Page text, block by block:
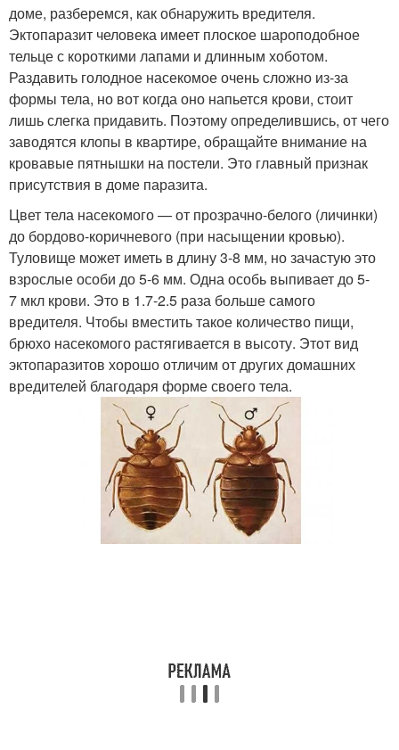
доме, разберемся, как обнаружить вредителя.
Эктопаразит человека имеет плоское шароподобное
тельце с короткими лапами и длинным хоботом.
Раздавить голодное насекомое очень сложно из-за
формы тела, но вот когда оно напьется крови, стоит
лишь слегка придавить. Поэтому определившись, от чего
заводятся клопы в квартире, обращайте внимание на
кровавые пятнышки на постели. Это главный признак
присутствия в доме паразита.
Цвет тела насекомого — от прозрачно-белого (личинки)
до бордово-коричневого (при насыщении кровью).
Туловище может иметь в длину 3-8 мм, но зачастую это
взрослые особи до 5-6 мм. Одна особь выпивает до 5-
7 мкл крови. Это в 1.7-2.5 раза больше самого
вредителя. Чтобы вместить такое количество пищи,
брюхо насекомого растягивается в высоту. Этот вид
эктопаразитов хорошо отличим от других домашних
вредителей благодаря форме своего тела.